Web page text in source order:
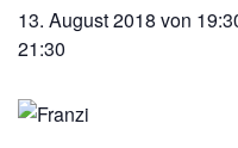
13. August 2018 von
21:30